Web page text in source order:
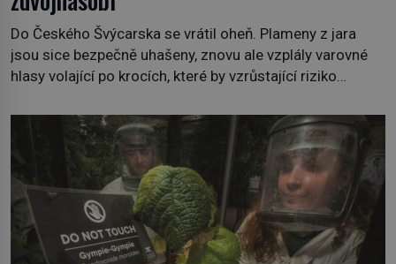
Do Českého Švýcarska se vrátil oheň. Plameny z jara
jsou sice bezpečně uhašeny, znovu ale vzplály varovné
hlasy volající po krocích, které by vzrůstající riziko
požáry už nejsou problémem pouze vzdáleného
Středomoří. S oteplujícím se klimatem, vysušenou
krajinou a desetiletími lidských zásahů se z nich stává
nový evropský normál […]